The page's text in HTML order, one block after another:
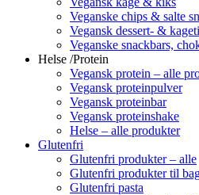
Veganske chips & salte
Vegansk dessert- &
Veganske snackbars,
Helse /Protein
Vegansk protein – alle
Vegansk proteinpulver
Vegansk proteinbar
Vegansk proteinshake
Helse – alle produkter
Glutenfri
Glutenfri produkter – alle
Glutenfri produkter til
Glutenfri pasta